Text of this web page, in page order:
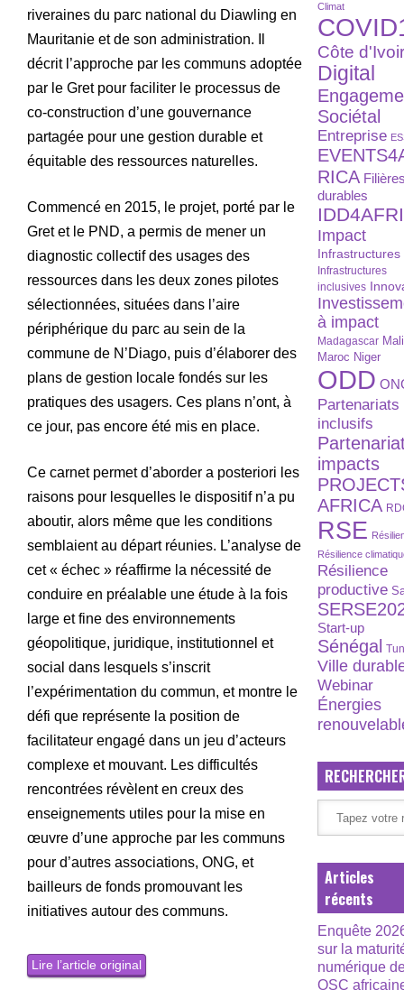
riveraines du parc national du Diawling en
Mauritanie et de son administration. Il
décrit l’approche par les communs adoptée
par le Gret pour faciliter le processus de
co-construction d’une gouvernance
partagée pour une gestion durable et
équitable des ressources naturelles.
Commencé en 2015, le projet, porté par le
Gret et le PND, a permis de mener un
diagnostic collectif des usages des
ressources dans les deux zones pilotes
sélectionnées, situées dans l’aire
périphérique du parc au sein de la
commune de N’Diago, puis d’élaborer des
plans de gestion locale fondés sur les
pratiques des usagers. Ces plans n’ont, à
ce jour, pas encore été mis en place.
Ce carnet permet d’aborder a posteriori les
raisons pour lesquelles le dispositif n’a pu
aboutir, alors même que les conditions
semblaient au départ réunies. L’analyse de
cet « échec » réaffirme la nécessité de
conduire en préalable une étude à la fois
large et fine des environnements
géopolitique, juridique, institutionnel et
social dans lesquels s’inscrit
l’expérimentation du commun, et montre le
défi que représente la position de
facilitateur engagé dans un jeu d’acteurs
complexe et mouvant. Les difficultés
rencontrées révèlent en creux des
enseignements utiles pour la mise en
œuvre d’une approche par les communs
pour d’autres associations, ONG, et
bailleurs de fonds promouvant les
initiatives autour des communs.
Lire l’article original
Climat
Côte
Digital
Sociétal
Entreprise
RICA
durables
Impact
Infrastructures
Infrastructures
inclusives
à impact
Madagascar Mali
Maroc Niger
ODD
Partenariats
inclusifs
impacts
AFRICA
RSE
Résilience
Résilience
productive
Start-up
Sénégal
Ville
Webinar
Énergies
Articles
récents
Enquête
sur la
numérique
OSC